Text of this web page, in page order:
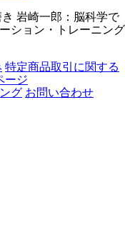
岩崎一郎：脳科学で
ション・トレーニング
特定商品取引に関する
ージ
お問い合わせ